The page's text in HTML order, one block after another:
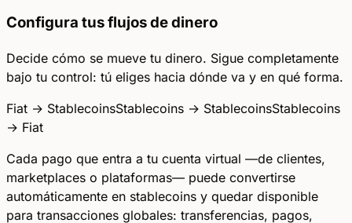
Configura tus flujos de dinero
Decide cómo se mueve tu dinero. Sigue completamente
bajo tu control: tú eliges hacia dónde va y en qué forma.
Fiat → StablecoinsStablecoins → StablecoinsStablecoins
→ Fiat
Cada pago que entra a tu cuenta virtual —de clientes,
marketplaces o plataformas— puede convertirse
automáticamente en stablecoins y quedar disponible
para transacciones globales: transferencias, pagos,